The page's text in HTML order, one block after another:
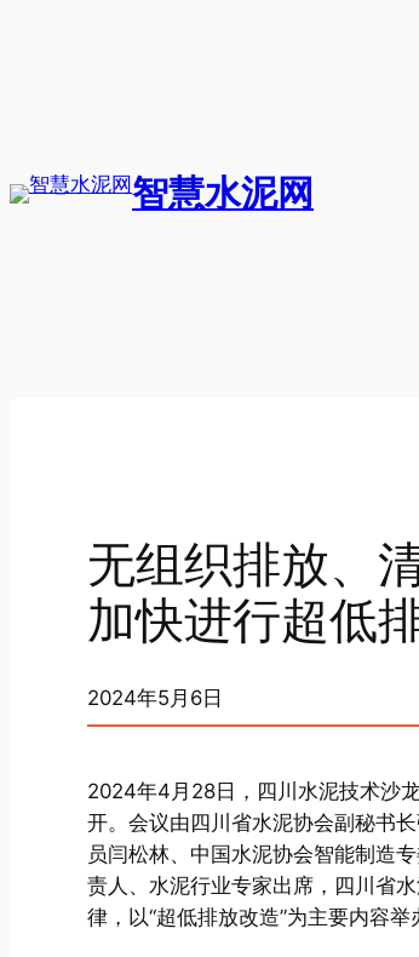
智慧水泥网
无组织排放、
加快进行超低
2024年5月6日
2024年4月28日，四川水泥技术沙
开。会议由四川省水泥协会副秘书
员闫松林、中国水泥协会智能制造
责人、水泥行业专家出席，四川省
律，以“超低排放改造”为主要内容